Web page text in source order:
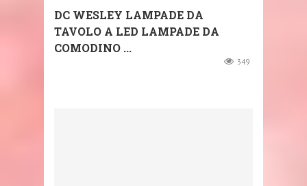
DC WESLEY LAMPADE DA
TAVOLO A LED LAMPADE DA
COMODINO ...
349